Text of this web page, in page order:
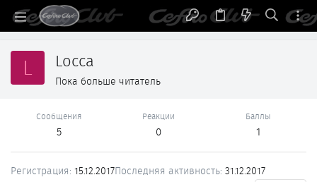
L Locca
Пока больше читатель
Сообщения
5
Реакции
0
Баллы
1
Регистрация 15.12.2017Последняя активность 31.12.2017